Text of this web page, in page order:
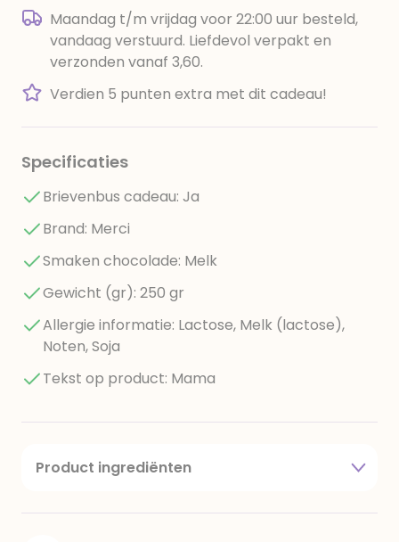
Maandag t/m vrijdag voor 22:00 uur besteld,
vandaag verstuurd. Liefdevol verpakt en
verzonden vanaf 3,60.
Verdien 5 punten extra met dit cadeau!
Specificaties
Brievenbus cadeau: Ja
Brand: Merci
Smaken chocolade: Melk
Gewicht (gr): 250 gr
Allergie informatie: Lactose, Melk (lactose),
Noten, Soja
Tekst op product: Mama
Product ingrediënten
plantaardige vetten (palm, shea), hazelnoten